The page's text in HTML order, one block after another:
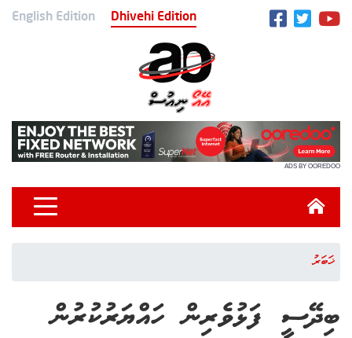
English Edition Dhivehi Edition
ADS BY OOREDOO
ޚަބަރު
ބިދޭސީ ފަޅުވެރިން ހައްޔަރުކުރުން